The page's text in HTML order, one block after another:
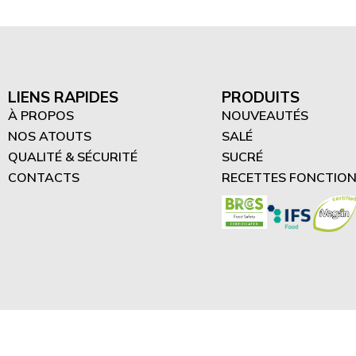
Desserts protéinés (2)
LIENS RAPIDES
À PROPOS
NOS ATOUTS
QUALITÉ & SÉCURITÉ
CONTACTS
PRODUITS
NOUVEAUTÉS
SALÉ
SUCRÉ
RECETTES